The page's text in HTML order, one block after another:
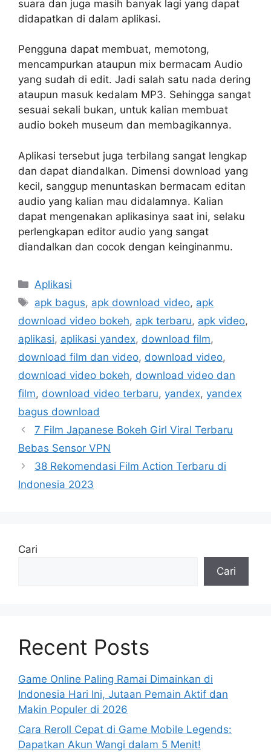
suara dan juga masih banyak lagi yang dapat
didapatkan di dalam aplikasi.
Pengguna dapat membuat, memotong,
mencampurkan ataupun mix bermacam Audio
yang sudah di edit. Jadi salah satu nada dering
ataupun masuk kedalam MP3. Sehingga sangat
sesuai sekali bukan, untuk kalian membuat
audio bokeh museum dan membagikannya.
Aplikasi tersebut juga terbilang sangat lengkap
dan dapat diandalkan. Dimensi download yang
kecil, sanggup menuntaskan bermacam editan
audio yang kalian mau didalamnya. Kalian
dapat mengenakan aplikasinya saat ini, selaku
perlengkapan editor audio yang sangat
diandalkan dan cocok dengan keinginanmu.
Kategori
Aplikasi
Tag
apk bagus, apk download video, apk
download video bokeh, apk terbaru, apk video,
aplikasi, aplikasi yandex, download film,
download film dan video, download video,
download video bokeh, download video dan
film, download video terbaru, yandex, yandex
bagus download
7 Film Japanese Bokeh Girl Viral Terbaru
Bebas Sensor VPN
38 Rekomendasi Film Action Terbaru di
Indonesia 2023
Cari
Cari
Recent Posts
Game Online Paling Ramai Dimainkan di
Indonesia Hari Ini, Jutaan Pemain Aktif dan
Makin Populer di 2026
Cara Reroll Cepat di Game Mobile Legends:
Dapatkan Akun Wangi dalam 5 Menit!